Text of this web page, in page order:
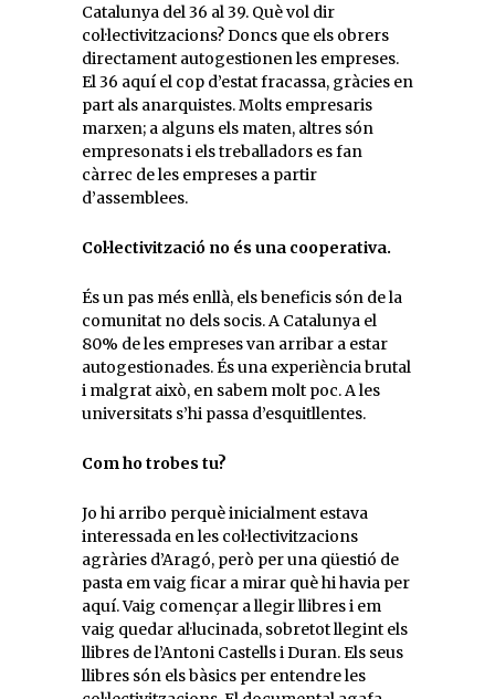
Catalunya del 36 al 39. Què vol dir
col·lectivitzacions? Doncs que els obrers
directament autogestionen les empreses.
El 36 aquí el cop d’estat fracassa, gràcies en
part als anarquistes. Molts empresaris
marxen; a alguns els maten, altres són
empresonats i els treballadors es fan
càrrec de les empreses a partir
d’assemblees.
Col·lectivització no és una cooperativa.
És un pas més enllà, els beneficis són de la
comunitat no dels socis. A Catalunya el
80% de les empreses van arribar a estar
autogestionades. És una experiència brutal
i malgrat això, en sabem molt poc. A les
universitats s’hi passa d’esquitllentes.
Com ho trobes tu?
Jo hi arribo perquè inicialment estava
interessada en les col·lectivitzacions
agràries d’Aragó, però per una qüestió de
pasta em vaig ficar a mirar què hi havia per
aquí. Vaig començar a llegir llibres i em
vaig quedar al·lucinada, sobretot llegint els
llibres de l’Antoni Castells i Duran. Els seus
llibres són els bàsics per entendre les